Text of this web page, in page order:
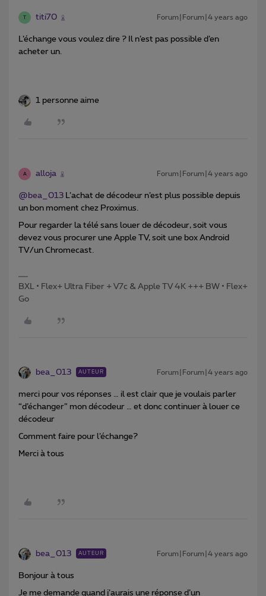
T titi70 Forum|Forum|4 years ago
L’échange vous voulez dire ? Il n’est pas possible d’en
acheter un.
1 personne aime
A alloja Forum|Forum|4 years ago
@bea_013 L’achat de décodeur n’est plus possible depuis
un bon moment chez Proximus.
Pour regarder la télé sans louer de décodeur, soit vous
devez vous procurer une Apple TV, soit une box Android
TV/un Chromecast.
BXL • Flex+ Ultra Fiber + V7c & Apple TV 4K +++ BW • Flex+
Go
bea_013 AUTEUR Forum|Forum|4 years ago
merci pour vos réponses … il est clair que je voulais parler
“d’échanger” mon décodeur … et donc continuer à louer ce
décodeur
Comment faire pour l’échange?
Merci à tous
bea_013 AUTEUR Forum|Forum|4 years ago
Bonjour à tous
Je me demande quand j’aurais une réponse d’un